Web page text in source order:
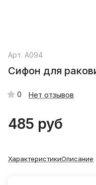
Арт. A094
Сифон для
0 Нет отзывов
485 руб
ХарактеристикиОписание